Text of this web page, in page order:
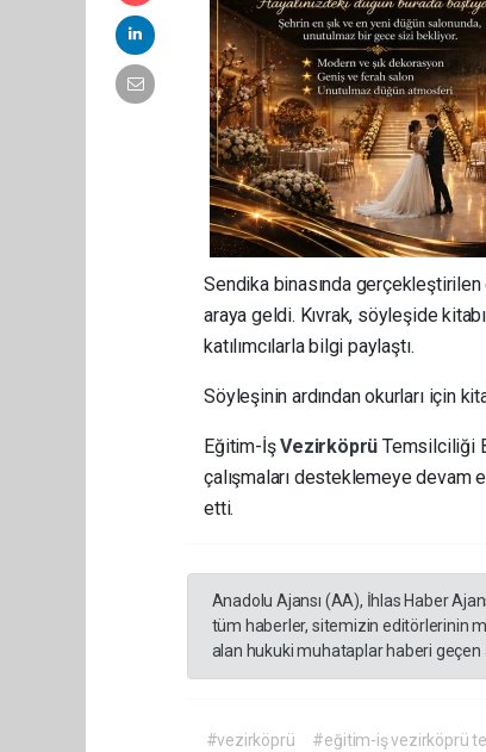
Sendika binasında
araya geldi. Kıvrak, söyleşide
katılımcılarla bilgi paylaştı.
Söyleşinin ardından okurları için
Eğitim-İşVezirköprüTemsilciliği
çalışmaları desteklemeye devam
etti.
Anadolu Ajansı (AA), İhlas Haber
tüm haberler, sitemizin editörlerinin
alan hukuki muhataplar haberi
#vezirköprü #eğitim-iş vezirköprü